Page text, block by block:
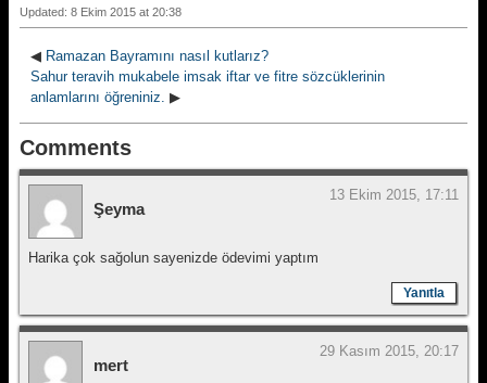
Updated: 8 Ekim 2015 at 20:38
◀ Ramazan Bayramını nasıl kutlarız?
Sahur teravih mukabele imsak iftar ve fitre sözcüklerinin
anlamlarını öğreniniz. ▶
Comments
Şeyma
13 Ekim 2015, 17:11
Harika çok sağolun sayenizde ödevimi yaptım
Yanıtla
mert
29 Kasım 2015, 20:17